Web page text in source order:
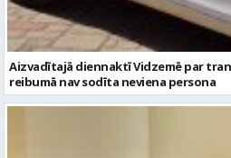
Aizvadītajā diennaktī Vidzemē par
reibumā nav sodīta neviena persona